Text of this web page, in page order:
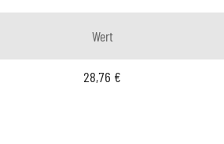
Wert
28,76 €